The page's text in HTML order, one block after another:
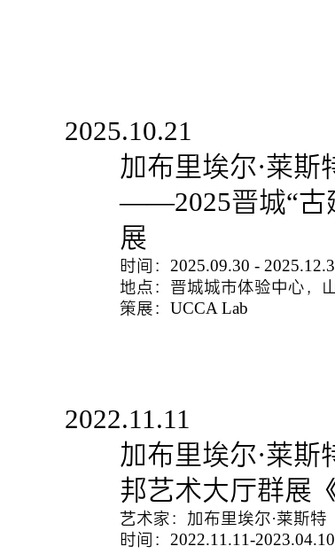
2025.10.21
加布里埃尔·莱斯
——2025晋城“古
展
时间：2025.09.30 -
地点：晋城城市体验中心，
策展：UCCA Lab
2022.11.11
加布里埃尔·莱斯
邦艺术大厅群展
艺术家：加布里埃尔·莱斯特
时间：2022.11.11-2023.04.10